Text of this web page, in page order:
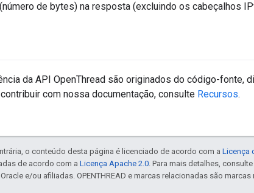
de bytes) na resposta (excluindo os cabeçalhos
da API OpenThread são originados do código-fonte,
com nossa documentação, consulte Recursos.
o conteúdo desta página é licenciado de acordo com a Licença
de acordo com a Licença Apache 2.0. Para mais detalhes,
e/ou afiliadas. OPENTHREAD e marcas relacionadas são